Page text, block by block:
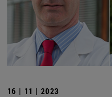
16 | 11 | 2023